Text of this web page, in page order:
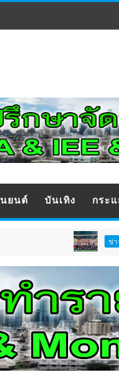
ยนต์ บันเทิง กระ
ข่าวทั่วไป บ้